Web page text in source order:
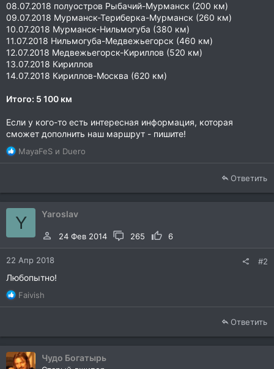
08.07.2018 полуостров Рыбачий-Мурманск (200 км)
09.07.2018 Мурманск-Териберка-Мурманск (260 км)
10.07.2018 Мурманск-Нильмогуба (380 км)
11.07.2018 Нильмогуба-Медвежьегорск (460 км)
12.07.2018 Медвежьегорск-Кириллов (520 км)
13.07.2018 Кириллов
14.07.2018 Кириллов-Москва (620 км)
Итого: 5 100 км
Если у кого-то есть интересная информация, которая
сможет дополнить наш маршрут - пишите!
Р
е
ц
и
MayaFeS и Duero
Ответить
Y Yaroslav
24 Фев 2014 265 6
22 Апр 2018 #2
Любопытно!
Р
е
ц
и
Faivish
Ответить
Чудо Богатырь